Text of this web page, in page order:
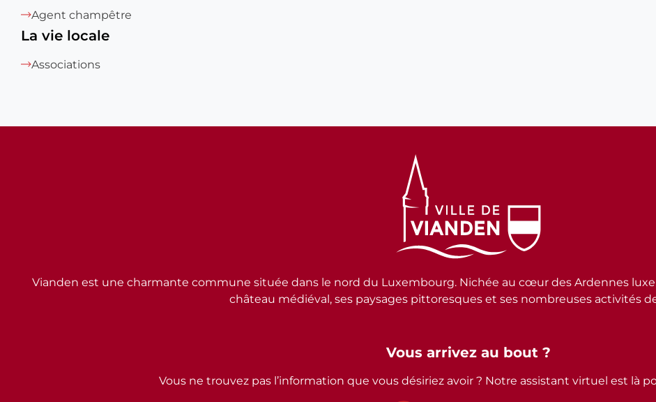
Agent champêtre
La vie locale
Associations
Vous arrivez au bout ?
Vous ne trouvez pas l’information que vous désiriez avoir ? Notre assistant virtuel est là
Vianden est une charmante commune située dans le nord du Luxembourg. Nichée au cœur des Ardennes
château médiéval, ses paysages pittoresques et ses nombreuses activités